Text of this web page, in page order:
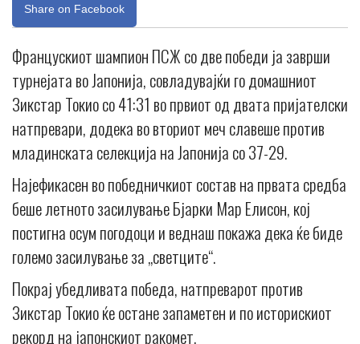
Share on Facebook
Францускиот шампион ПСЖ со две победи ја заврши
турнејата во Јапонија, совладувајќи го домашниот
Зикстар Токио со 41:31 во првиот од двата пријателски
натпревари, додека во вториот меч славеше против
младинската селекција на Јапонија со 37-29.
Најефикасен во победничкиот состав на првата средба
беше летното засилување Бјарки Мар Елисон, кој
постигна осум погодоци и веднаш покажа дека ќе биде
големо засилување за „светците“.
Покрај убедливата победа, натпреварот против
Зикстар Токио ќе остане запаметен и по историскиот
рекорд на јапонскиот ракомет.